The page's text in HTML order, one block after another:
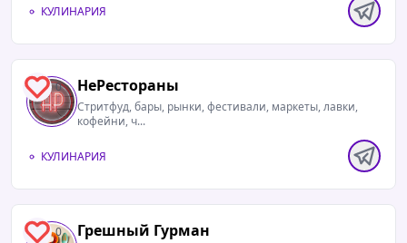
КУЛИНАРИЯ
0 НеРестораны
Стритфуд, бары, рынки, фестивали, маркеты, лавки,
кофейни, ч...
КУЛИНАРИЯ
0 Грешный Гурман